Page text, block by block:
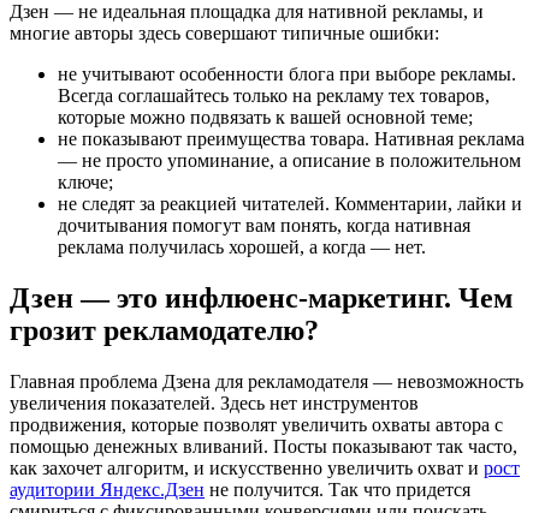
Дзен — не идеальная площадка для нативной рекламы, и
многие авторы здесь совершают типичные ошибки:
не учитывают особенности блога при выборе рекламы.
Всегда соглашайтесь только на рекламу тех товаров,
которые можно подвязать к вашей основной теме;
не показывают преимущества товара. Нативная реклама
— не просто упоминание, а описание в положительном
ключе;
не следят за реакцией читателей. Комментарии, лайки и
дочитывания помогут вам понять, когда нативная
реклама получилась хорошей, а когда — нет.
Дзен — это инфлюенс-маркетинг. Чем
грозит рекламодателю?
Главная проблема Дзена для рекламодателя — невозможность
увеличения показателей. Здесь нет инструментов
продвижения, которые позволят увеличить охваты автора с
помощью денежных вливаний. Посты показывают так часто,
как захочет алгоритм, и искусственно увеличить охват и рост
аудитории Яндекс.Дзен не получится. Так что придется